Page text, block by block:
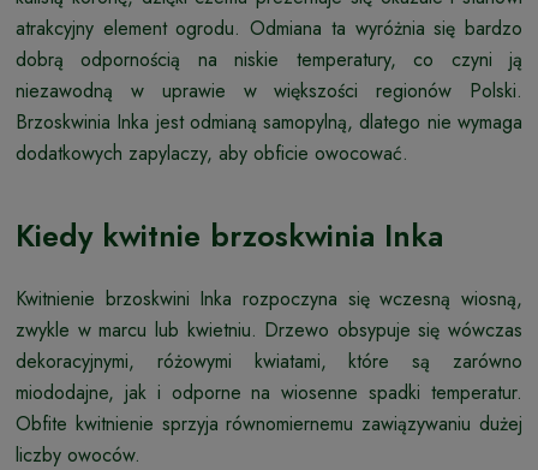
atrakcyjny element ogrodu. Odmiana ta wyróżnia się bardzo
dobrą odpornością na niskie temperatury, co czyni ją
niezawodną w uprawie w większości regionów Polski.
Brzoskwinia Inka jest odmianą samopylną, dlatego nie wymaga
dodatkowych zapylaczy, aby obficie owocować.
Kiedy kwitnie brzoskwinia Inka
Kwitnienie brzoskwini Inka rozpoczyna się wczesną wiosną,
zwykle w marcu lub kwietniu. Drzewo obsypuje się wówczas
dekoracyjnymi, różowymi kwiatami, które są zarówno
miododajne, jak i odporne na wiosenne spadki temperatur.
Obfite kwitnienie sprzyja równomiernemu zawiązywaniu dużej
liczby owoców.